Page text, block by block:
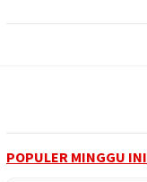
POPULER MINGGU INI